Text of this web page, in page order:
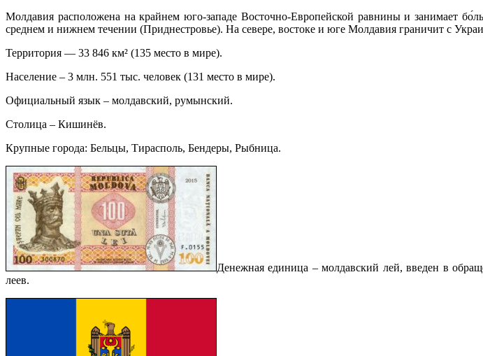
Молдавия расположена на крайнем юго-западе Восточно-Европейской равнины и занимает
среднем и нижнем течении (Приднестровье). На севере, востоке и юге Молдавия граничит с
Территория — 33 846 км² (135 место в мире).
Население – 3 млн. 551 тыс. человек (131 место в мире).
Официальный язык – молдавский, румынский.
Столица – Кишинёв.
Крупные города: Бельцы, Тирасполь, Бендеры, Рыбница.
Денежная единица – молдавский лей, введен в
леев.